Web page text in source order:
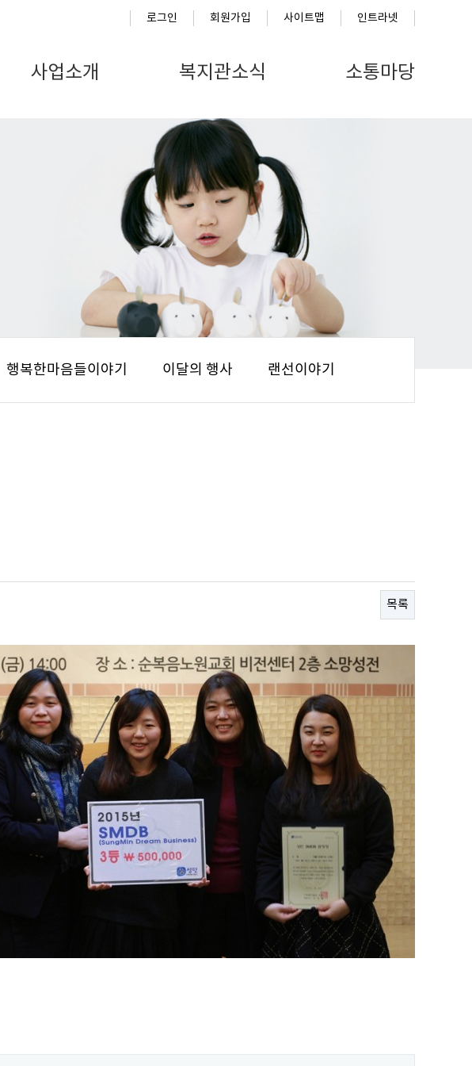
로그인 회원가입 사이트맵 인트라넷
사업소개 복지관소식 소통마당
행복한마음들이야기 이달의 행사 랜선이야기
목록